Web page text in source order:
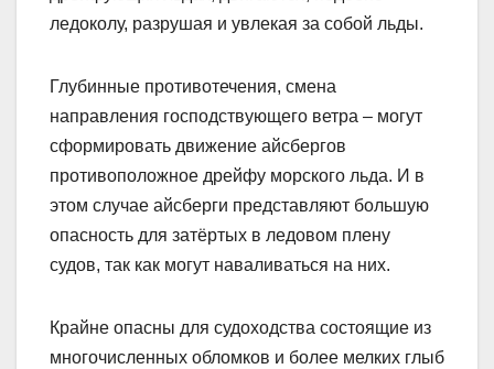
ледоколу, разрушая и увлекая за собой льды.
Глубинные противотечения, смена
направления господствующего ветра – могут
сформировать движение айсбергов
противоположное дрейфу морского льда. И в
этом случае айсберги представляют большую
опасность для затёртых в ледовом плену
судов, так как могут наваливаться на них.
Крайне опасны для судоходства состоящие из
многочисленных обломков и более мелких глыб